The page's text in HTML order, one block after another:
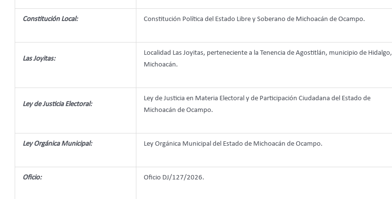
Constitución Local: Constitución Política del Estado Libre y Soberano de Michoacán de Ocampo.
Las Joyitas:
Localidad Las Joyitas, perteneciente a la Tenencia de Agostitlán, municipio de Hidalgo,
Michoacán.
Ley de Justicia Electoral:
Ley de Justicia en Materia Electoral y de Participación Ciudadana del Estado de
Michoacán de Ocampo.
Ley Orgánica Municipal: Ley Orgánica Municipal del Estado de Michoacán de Ocampo.
Oficio: Oficio DJ/127/2026.